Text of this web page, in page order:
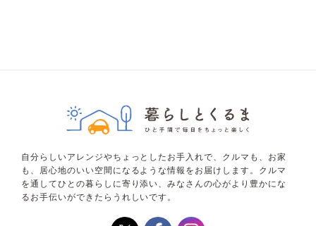
自分らしいアレンジやちょっとしたお手入れで、クルマも、お家
も、居心地のいい空間になるような情報をお届けします。クルマ
を通してひとの暮らしに寄り添い、みなさんの心がより豊かにな
るお手伝いができたらうれしいです。